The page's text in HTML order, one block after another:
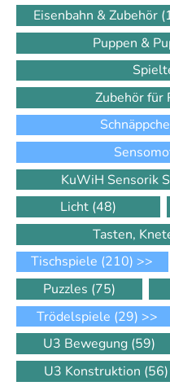
Eisenbahn & Zubehör
Puppen &
Zubehör für
KuWiH Sensorik
Licht (48)
Tasten,
Tischspiele (210) >>
Puzzles (75)
Trödelspiele (29) >>
U3 Bewegung (59)
U3 Konstruktion (56)